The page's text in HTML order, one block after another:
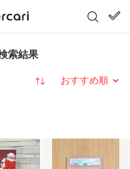
索結果
並び替え